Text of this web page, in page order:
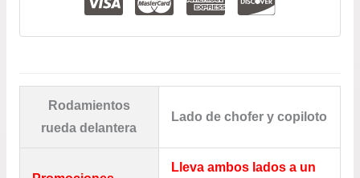
Rodamientos
rueda delantera
Lado de chofer y copiloto
Lleva ambos lados a un